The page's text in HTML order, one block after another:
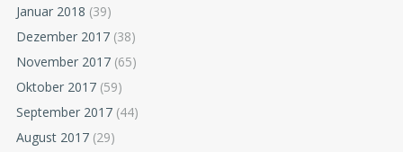
Januar 2018 (39)
Dezember 2017 (38)
November 2017 (65)
Oktober 2017 (59)
September 2017 (44)
August 2017 (29)